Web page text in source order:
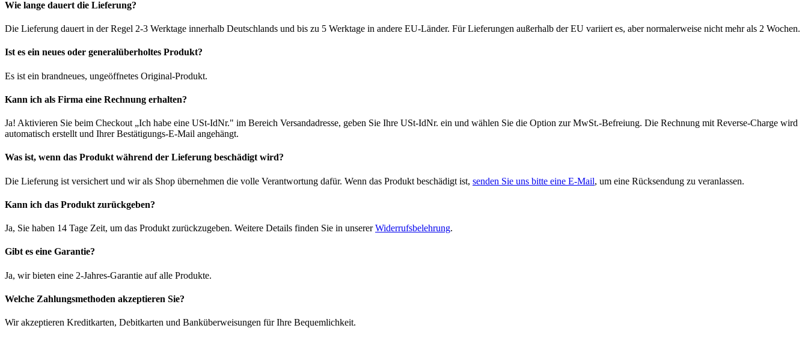
Wie lange dauert die Lieferung?
Die Lieferung dauert in der Regel 2-3 Werktage innerhalb Deutschlands und bis zu 5 Werktage in andere EU-Länder. Für Lieferungen außerhalb der EU variiert es, aber normalerweise nicht mehr als 2 Wochen.
Ist es ein neues oder generalüberholtes Produkt?
Es ist ein brandneues, ungeöffnetes Original-Produkt.
Kann ich als Firma eine Rechnung erhalten?
Ja! Aktivieren Sie beim Checkout „Ich habe eine USt-IdNr." im Bereich Versandadresse, geben Sie Ihre USt-IdNr. ein und wählen Sie die Option zur MwSt.-Befreiung. Die Rechnung mit Reverse-Charge wird
automatisch erstellt und Ihrer Bestätigungs-E-Mail angehängt.
Was ist, wenn das Produkt während der Lieferung beschädigt wird?
Die Lieferung ist versichert und wir als Shop übernehmen die volle Verantwortung dafür. Wenn das Produkt beschädigt ist, senden Sie uns bitte eine E-Mail, um eine Rücksendung zu veranlassen.
Kann ich das Produkt zurückgeben?
Ja, Sie haben 14 Tage Zeit, um das Produkt zurückzugeben. Weitere Details finden Sie in unsererWiderrufsbelehrung.
Gibt es eine Garantie?
Ja, wir bieten eine 2-Jahres-Garantie auf alle Produkte.
Welche Zahlungsmethoden akzeptieren Sie?
Wir akzeptieren Kreditkarten, Debitkarten und Banküberweisungen für Ihre Bequemlichkeit.